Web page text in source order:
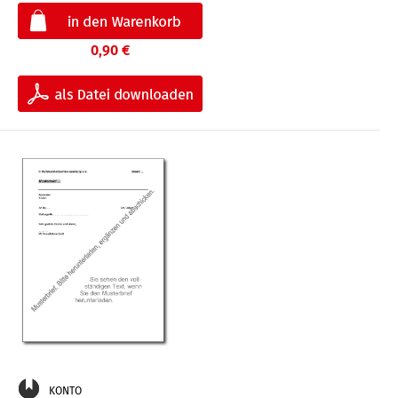
0,90 €
KONTO